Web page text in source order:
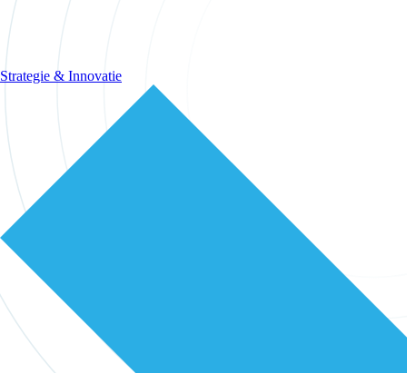
Strategie & Innovatie